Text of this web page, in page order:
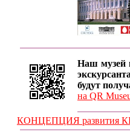
Наш музей
будут
на QR
КОНЦЕПЦИЯ развития